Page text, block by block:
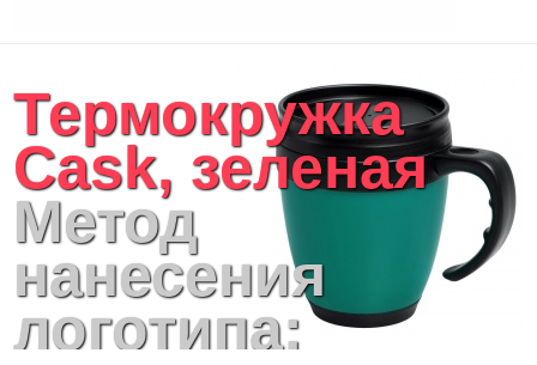
Текстиль для ванной комнаты
Кухонные приспособления
Кухонный текстиль
Ножи разделочные доски
Фоторамки и фотоальбомы
Уход за обувью
Игрушки
Шкатулки
Декоративные подушки
Термокружка
Cask, зеленая
Метод
нанесения
логотипа: